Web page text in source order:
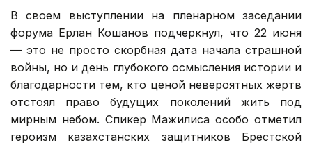
В своем выступлении на пленарном заседании
форума Ерлан Кошанов подчеркнул, что 22 июня
— это не просто скорбная дата начала страшной
войны, но и день глубокого осмысления истории и
благодарности тем, кто ценой невероятных жертв
отстоял право будущих поколений жить под
мирным небом. Спикер Мажилиса особо отметил
героизм казахстанских защитников Брестской